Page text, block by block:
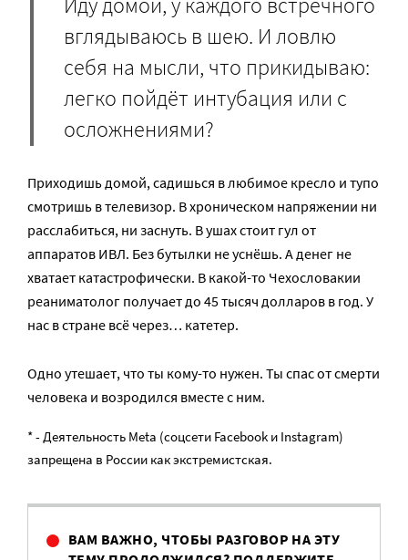
вглядываюсь в шею. И ловлю
себя на мысли, что прикидываю:
легко пойдёт интубация или с
осложнениями?
Приходишь домой, садишься в любимое кресло и тупо
смотришь в телевизор. В хроническом напряжении ни
расслабиться, ни заснуть. В ушах стоит гул от
аппаратов ИВЛ. Без бутылки не уснёшь. А денег не
хватает катастрофически. В какой­-то Чехословакии
реаниматолог получает до 45 тысяч долларов в год. У
нас в стране всё через… катетер.
Одно утешает­, что ты кому-­то нужен. Ты спас от смерти
человека и возродился вместе с ним.
* - Деятельность Meta (соцсети Facebook и Instagram)
запрещена в России как экстремистская.
ВАМ ВАЖНО, ЧТОБЫ РАЗГОВОР НА ЭТУ